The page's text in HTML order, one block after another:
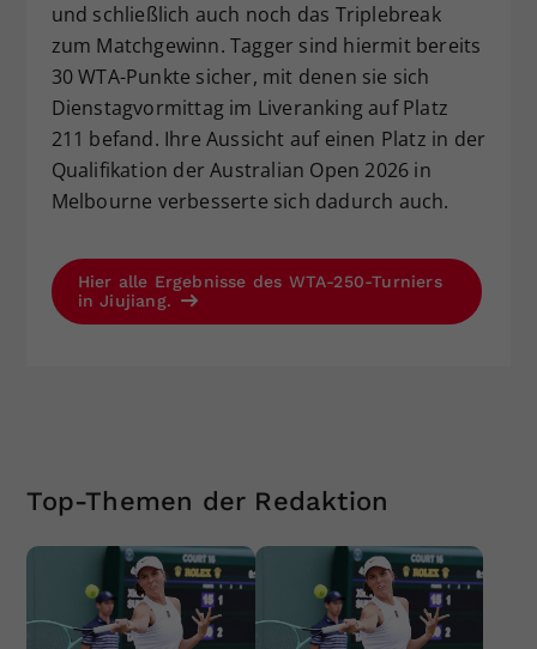
und schließlich auch noch das Triplebreak
zum Matchgewinn. Tagger sind hiermit bereits
30 WTA-Punkte sicher, mit denen sie sich
Dienstagvormittag im Liveranking auf Platz
211 befand. Ihre Aussicht auf einen Platz in der
Qualifikation der Australian Open 2026 in
Melbourne verbesserte sich dadurch auch.
Hier alle Ergebnisse des WTA-250-Turniers
in Jiujiang.
Top-Themen der Redaktion